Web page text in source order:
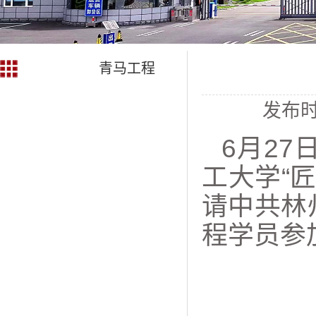
青马工程
发布
6月27
工大学“
请中共林
程学员参